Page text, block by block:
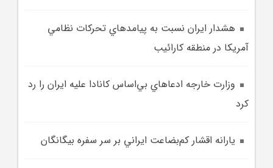
هشدار ايران نسبت به پيامدهاي تحرکات نظامي
آمريکا در منطقه کارائيب
وزارت خارجه ادعاهاي بي‌اساس کانادا عليه ايران را رد
کرد
يارانه اقشار کم‌بضاعت ايراني بر سر سفره بيگانگان